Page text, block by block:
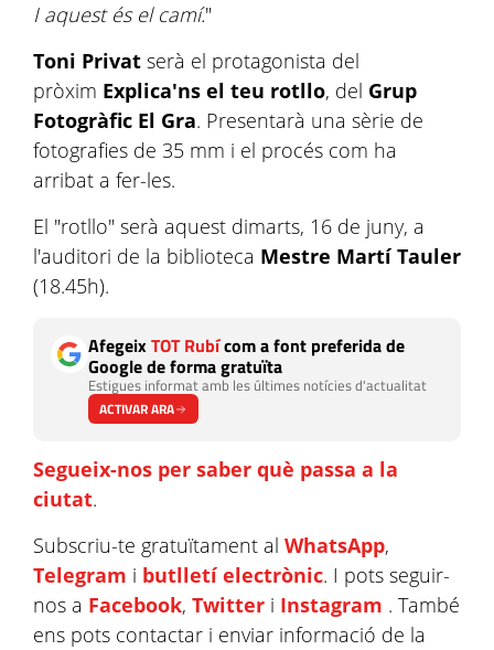
I aquest és el camí."
Toni Privat serà el protagonista del
pròxim Explica'ns el teu rotllo, del Grup
Fotogràfic El Gra. Presentarà una sèrie de
fotografies de 35 mm i el procés com ha
arribat a fer-les.
El "rotllo" serà aquest dimarts, 16 de juny, a
l'auditori de la biblioteca Mestre Martí Tauler
(18.45h).
AfegeixTOT Rubícom a font preferida de
Google de forma gratuïta
Estigues informat amb les últimes notícies d'actualitat
ACTIVAR ARA
Segueix-nos per saber què passa a la
ciutat.
Subscriu-te gratuïtament al WhatsApp,
Telegram i butlletí electrònic. I pots seguir-
nos a Facebook, Twitter i Instagram . També
ens pots contactar i enviar informació de la